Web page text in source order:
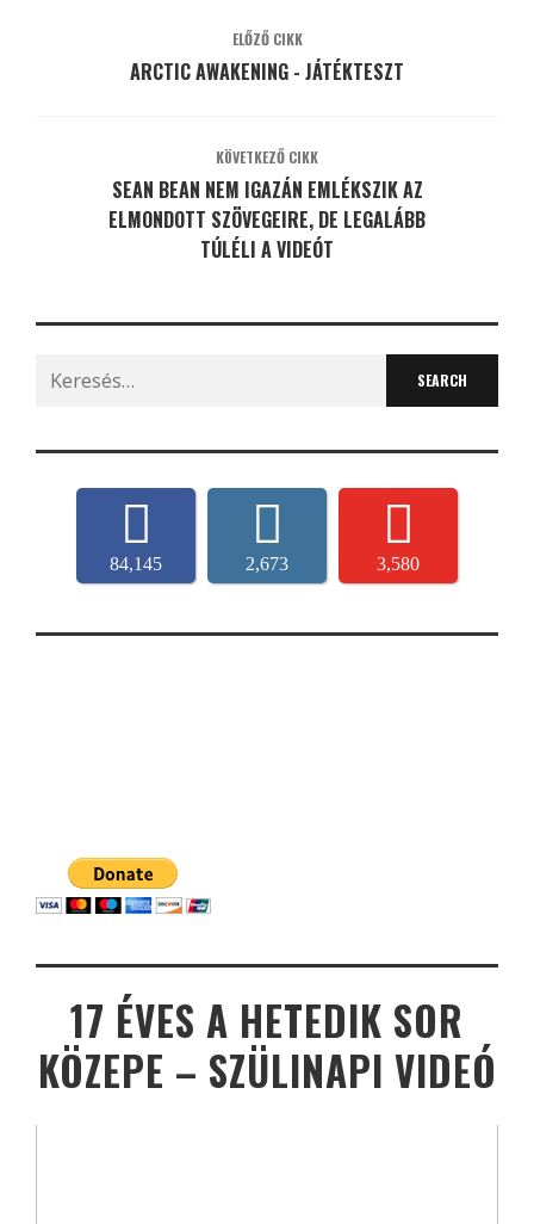
ELŐZŐ CIKK
ARCTIC AWAKENING - JÁTÉKTESZT
KÖVETKEZŐ CIKK
SEAN BEAN NEM IGAZÁN EMLÉKSZIK AZ
ELMONDOTT SZÖVEGEIRE, DE LEGALÁBB
TÚLÉLI A VIDEÓT
Search
for:
84,145 2,673 3,580
17 ÉVES A HETEDIK SOR
KÖZEPE – SZÜLINAPI VIDEÓ